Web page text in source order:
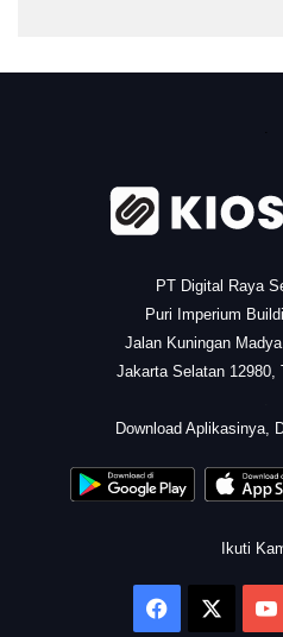
PT Digital Raya
Puri Imperium
Jalan Kuningan
Jakarta Selatan 12980,
Download Aplikasinya,
Ikuti
Facebook